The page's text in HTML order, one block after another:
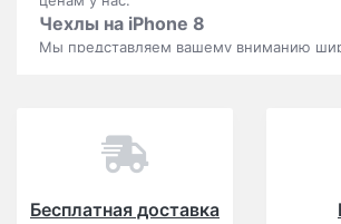
Чехлы на iPhone 8
Мы представляем вашему вниманию
чехол на phone 8
Пластиковые чехлы для
чехлы на айфон 8как:прозрачная
Бесплатная доставка